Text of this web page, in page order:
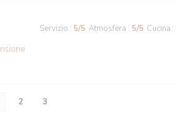
Servizio : 5/5 Atmosfera : 5/5 Cucina :
2 3